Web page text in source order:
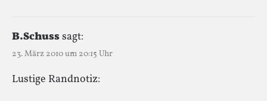
B.Schusssagt:
23. März 2010 um 20:15 Uhr
Lustige Randnotiz: